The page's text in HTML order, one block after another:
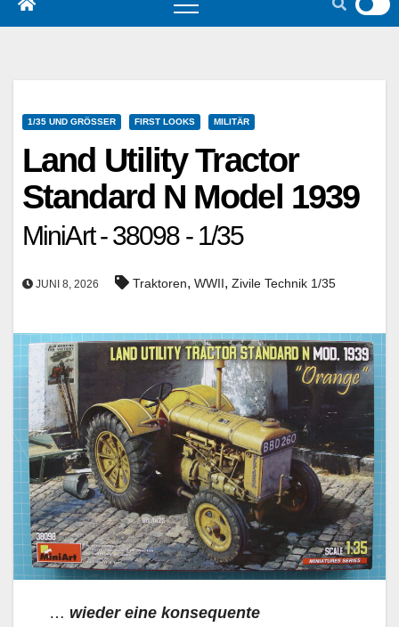
1/35 UND GRÖSSER FIRST LOOKS MILITÄR
Land Utility Tractor
Standard N Model 1939
MiniArt - 38098 - 1/35
JUNI 8, 2026 Traktoren, WWII, Zivile Technik 1/35
… wieder eine konsequente